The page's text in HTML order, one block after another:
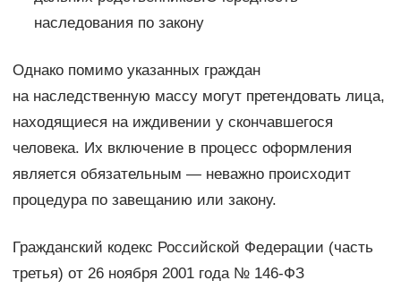
наследования по закону
Однако помимо указанных граждан
на наследственную массу могут претендовать лица,
находящиеся на иждивении у скончавшегося
человека. Их включение в процесс оформления
является обязательным — неважно происходит
процедура по завещанию или закону.
Гражданский кодекс Российской Федерации (часть
третья) от 26 ноября 2001 года № 146-ФЗ